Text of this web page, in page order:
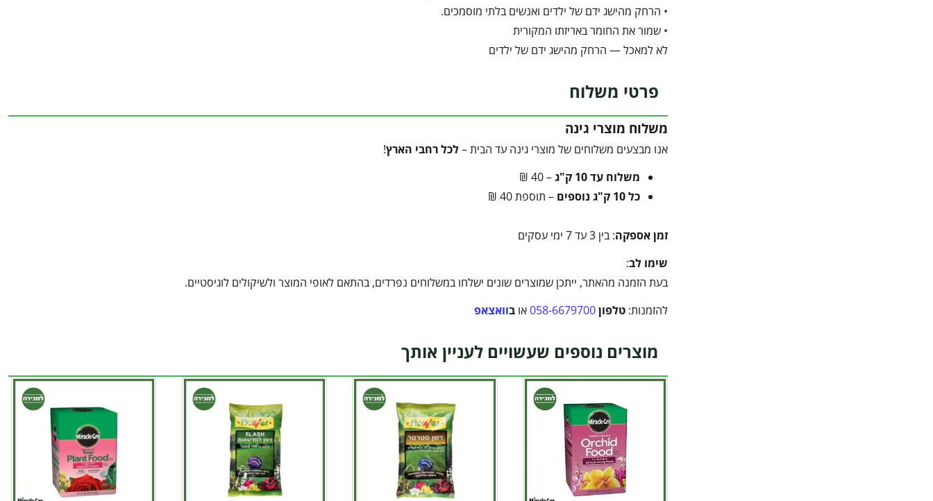
• הרחק מהישג ידם של ילדים ואנשים בלתי מוסמכים.
• שמור את החומר באריזתו המקורית
לא למאכל — הרחק מהישג ידם של ילדים
פרטי משלוח
משלוח מוצרי גינה
אנו מבצעים משלוחים של מוצרי גינה עד הבית –לכל רחבי הארץ!
משלוח עד 10 ק"ג
– 40 ₪
כל 10 ק"ג נוספים
– תוספת 40 ₪
זמן אספקה: בין 3 עד 7 ימי עסקים
שימו לב:
בעת הזמנה מהאתר, ייתכן שמוצרים שונים ישלחו במשלוחים נפרדים, בהתאם לאופי המוצר ולשיקולים לוגיסטיים.
להזמנות: טלפון058-6679700או בוואצאפ
מוצרים נוספים שעשויים לעניין אותך